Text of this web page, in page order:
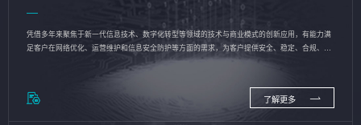
凭借多年来聚焦于新一代信息技术、数字化转型等领域的技术与商业模式的创新应用，有能力满
足客户在网络优化、运营维护和信息安全防护等方面的需求，为客户提供安全、稳定、合规、持
了解更多